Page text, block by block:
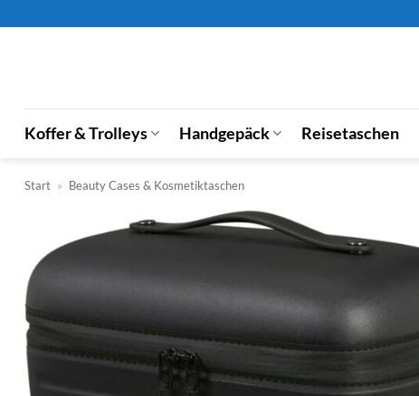
Koffer & Trolleys Handgepäck Reisetaschen
Start » Beauty Cases & Kosmetiktaschen